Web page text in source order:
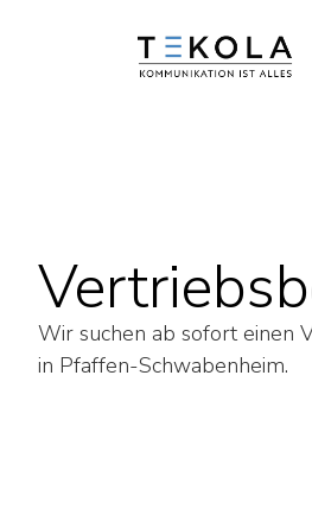
Wir suchen ab sofort einen
in Pfaffen-Schwabenheim.